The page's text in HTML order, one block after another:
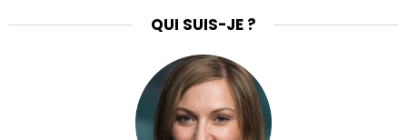
QUI SUIS-JE ?